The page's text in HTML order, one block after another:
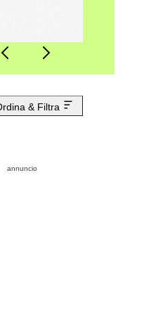
& Filtra
annuncio